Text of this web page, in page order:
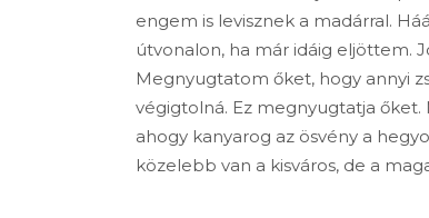
engem is levisznek a madárral.
útvonalon, ha már idáig eljöttem.
Megnyugtatom őket, hogy annyi
végigtolná. Ez megnyugtatja
ahogy kanyarog az ösvény a
közelebb van a kisváros, de a